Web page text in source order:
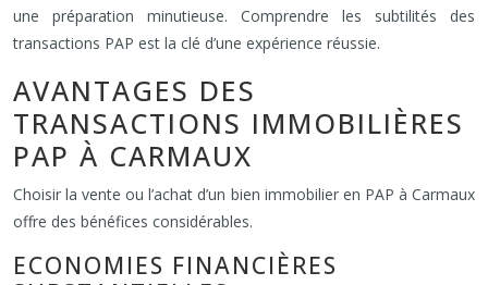
une préparation minutieuse. Comprendre les subtilités des
transactions PAP est la clé d’une expérience réussie.
AVANTAGES DES
TRANSACTIONS IMMOBILIÈRES
PAP À CARMAUX
Choisir la vente ou l’achat d’un bien immobilier en PAP à Carmaux
offre des bénéfices considérables.
ECONOMIES FINANCIÈRES